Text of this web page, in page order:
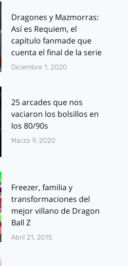
Dragones y Mazmorras:
Así es Requiem, el
capítulo fanmade que
cuenta el final de la serie
Diciembre 1, 2020
25 arcades que nos
vaciaron los bolsillos en
los 80/90s
Marzo 9, 2020
Freezer, familia y
transformaciones del
mejor villano de Dragon
Ball Z
Abril 21, 2015